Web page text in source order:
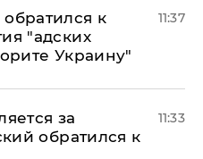
к
"адских
Украину"
11:37
за
обратился к
11:33